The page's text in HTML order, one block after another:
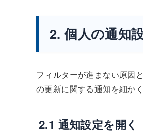
2. 個人の通知
フィルターが進まない原因
の更新に関する通知を細か
2.1 通知設定を開く